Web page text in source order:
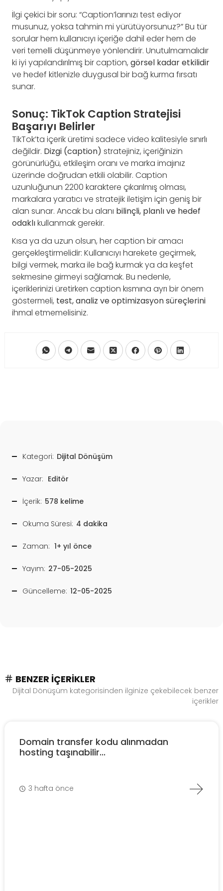
İlgi çekici bir soru: “Caption’larınızı test ediyor
musunuz, yoksa tahmin mi yürütüyorsunuz?” Bu tür
sorular hem kullanıcıyı içeriğe dahil eder hem de
veri temelli düşünmeye yönlendirir. Unutulmamalıdır
ki iyi yapılandırılmış bir caption, görsel kadar etkilidir
ve hedef kitlenizle duygusal bir bağ kurma fırsatı
sunar.
Sonuç: TikTok Caption Stratejisi
Başarıyı Belirler
TikTok’ta içerik üretimi sadece video kalitesiyle sınırlı
değildir. Dizgi (caption) stratejiniz, içeriğinizin
görünürlüğü, etkileşim oranı ve marka imajınız
üzerinde doğrudan etkili olabilir. Caption
uzunluğunun 2200 karaktere çıkarılmış olması,
markalara yaratıcı ve stratejik iletişim için geniş bir
alan sunar. Ancak bu alanı bilinçli, planlı ve hedef
odaklıkullanmak gerekir.
Kısa ya da uzun olsun, her caption bir amacı
gerçekleştirmelidir: Kullanıcıyı harekete geçirmek,
bilgi vermek, marka ile bağ kurmak ya da keşfet
sekmesine girmeyi sağlamak. Bu nedenle,
içeriklerinizi üretirken caption kısmına ayrı bir önem
göstermeli, test, analiz ve optimizasyon süreçlerini
ihmal etmemelisiniz.
Kategori: Dijital Dönüşüm
Yazar: Editör
İçerik: 578 kelime
Okuma Süresi: 4 dakika
Zaman: 1+ yıl önce
Yayım: 27-05-2025
Güncelleme: 12-05-2025
BENZER İÇERIKLER
Dijital Dönüşüm kategorisinden ilginize çekebilecek benzer
içerikler
Domain transfer kodu alınmadan
hosting taşınabilir...
3 hafta önce